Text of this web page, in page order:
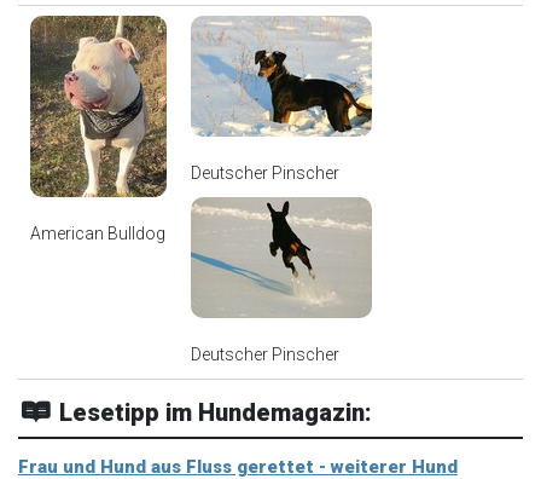
American Bulldog
Deutscher Pinscher
Deutscher Pinscher
Lesetipp im Hundemagazin:
Frau und Hund aus Fluss gerettet - weiterer Hund